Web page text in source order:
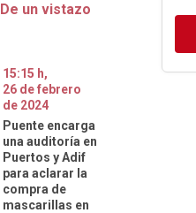
De un vistazo
15:15 h,
26 defebrero
de 2024
Puente encarga
una auditoría en
Puertos y Adif
para aclarar la
compra de
mascarillas en